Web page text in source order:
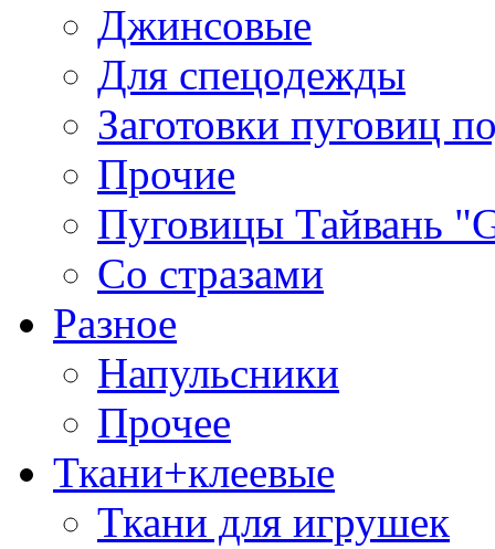
Джинсовые
Для спецодежды
Заготовки пуговиц
Прочие
Пуговицы Тайвань
Со стразами
Разное
Напульсники
Прочее
Ткани+клеевые
Ткани для игрушек